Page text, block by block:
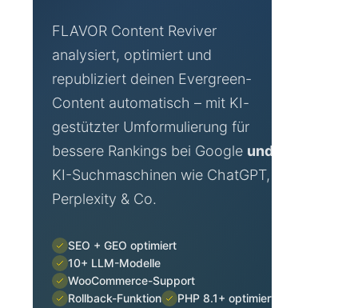
FLAVOR Content Reviver
analysiert, optimiert und
republiziert deinen Evergreen-
Content automatisch – mit KI-
gestützter Umformulierung für
bessere Rankings bei Google und
KI-Suchmaschinen wie ChatGPT,
Perplexity & Co.
SEO + GEO optimiert
10+ LLM-Modelle
WooCommerce-Support
Rollback-Funktion
PHP 8.1+ optimiert